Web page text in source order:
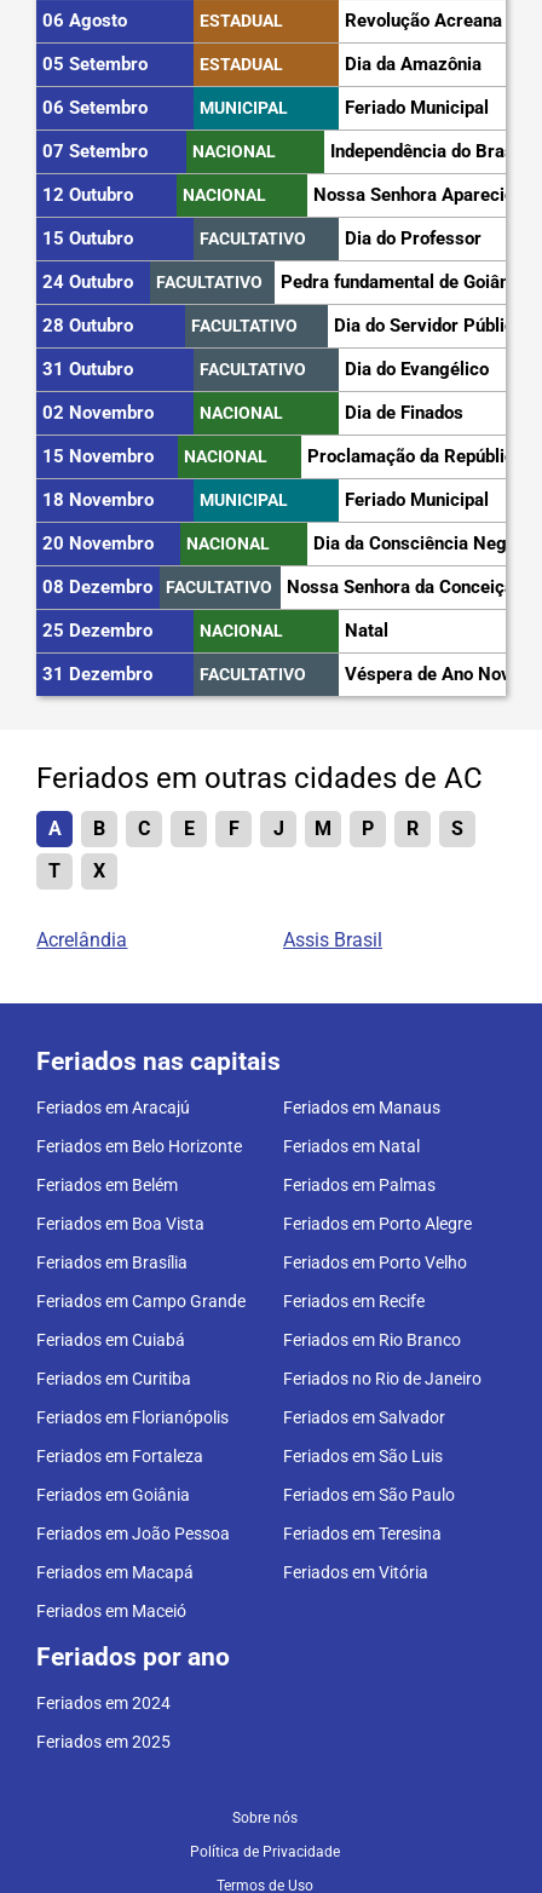
06 Agosto
ESTADUAL
Revolução Acreana
05 Setembro
ESTADUAL
Dia da Amazônia
06 Setembro
MUNICIPAL
Feriado Municipal
07 Setembro
NACIONAL
Independência do Brasil
12 Outubro
NACIONAL
Nossa Senhora Aparecida
15 Outubro
FACULTATIVO
Dia do Professor
24 Outubro
FACULTATIVO
Pedra fundamental de Goiânia
28 Outubro
FACULTATIVO
Dia do Servidor Público
31 Outubro
FACULTATIVO
Dia do Evangélico
02 Novembro
NACIONAL
Dia de Finados
15 Novembro
NACIONAL
Proclamação da República
18 Novembro
MUNICIPAL
Feriado Municipal
20 Novembro
NACIONAL
Dia da Consciência Negra
08 Dezembro
FACULTATIVO
Nossa Senhora da Conceição
25 Dezembro
NACIONAL
Natal
31 Dezembro
FACULTATIVO Véspera de Ano Novo
Feriados em outras cidades de AC
A B C E F J M P R
S
T
X
Acrelândia Assis Brasil
Feriados nas capitais
Feriados em Aracajú
Feriados em Belo Horizonte
Feriados em Belém
Feriados em Boa Vista
Feriados em Brasília
Feriados em Campo Grande
Feriados em Cuiabá
Feriados em Curitiba
Feriados em Florianópolis
Feriados em Fortaleza
Feriados em Goiânia
Feriados em João Pessoa
Feriados em Macapá
Feriados em Maceió
Feriados em Manaus
Feriados em Natal
Feriados em Palmas
Feriados em Porto Alegre
Feriados em Porto Velho
Feriados em Recife
Feriados em Rio Branco
Feriados no Rio de Janeiro
Feriados em Salvador
Feriados em São Luis
Feriados em São Paulo
Feriados em Teresina
Feriados em Vitória
Feriados por ano
Feriados em 2024
Feriados em 2025
Sobre nós
Política de Privacidade
Termos de Uso